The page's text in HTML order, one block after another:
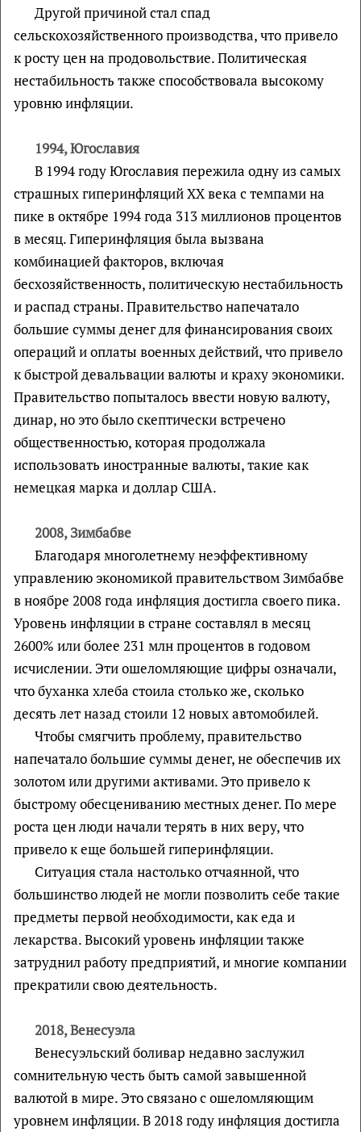
Другой причиной стал спад
сельскохозяйственного производства, что привело
к росту цен на продовольствие. Политическая
нестабильность также способствовала высокому
уровню инфляции.
1994, Югославия
В 1994 году Югославия пережила одну из самых
страшных гиперинфляций XX века с темпами на
пике в октябре 1994 года 313 миллионов процентов
в месяц. Гиперинфляция была вызвана
комбинацией факторов, включая
бесхозяйственность, политическую нестабильность
и распад страны. Правительство напечатало
большие суммы денег для финансирования своих
операций и оплаты военных действий, что привело
к быстрой девальвации валюты и краху экономики.
Правительство попыталось ввести новую валюту,
динар, но это было скептически встречено
общественностью, которая продолжала
использовать иностранные валюты, такие как
немецкая марка и доллар США.
2008, Зимбабве
Благодаря многолетнему неэффективному
управлению экономикой правительством Зимбабве
в ноябре 2008 года инфляция достигла своего пика.
Уровень инфляции в стране составлял в месяц
2600% или более 231 млн процентов в годовом
исчислении. Эти ошеломляющие цифры означали,
что буханка хлеба стоила столько же, сколько
десять лет назад стоили 12 новых автомобилей.
Чтобы смягчить проблему, правительство
напечатало большие суммы денег, не обеспечив их
золотом или другими активами. Это привело к
быстрому обесцениванию местных денег. По мере
роста цен люди начали терять в них веру, что
привело к еще большей гиперинфляции.
Ситуация стала настолько отчаянной, что
большинство людей не могли позволить себе такие
предметы первой необходимости, как еда и
лекарства. Высокий уровень инфляции также
затруднил работу предприятий, и многие компании
прекратили свою деятельность.
2018, Венесуэла
Венесуэльский боливар недавно заслужил
сомнительную честь быть самой завышенной
валютой в мире. Это связано с ошеломляющим
уровнем инфляции. В 2018 году инфляция достигла